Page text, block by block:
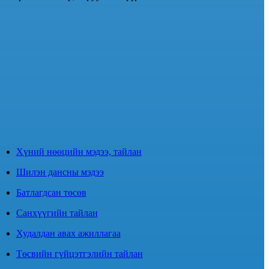
Хүний нөөцийн мэдээ, тайлан
Шилэн дансны мэдээ
Батлагдсан төсөв
Санхүүгийн тайлан
Худалдан авах ажиллагаа
Төсвийн гүйцэтгэлийн тайлан